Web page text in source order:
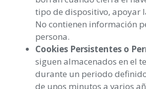
tipo de dispositivo, apoyar
No contienen información
persona.
Cookies Persistentes o
siguen almacenados en el
durante un periodo
de unos minutos a varios